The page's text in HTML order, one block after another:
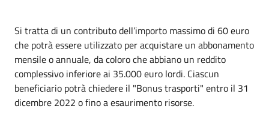
Si tratta di un contributo dell’importo massimo di 60 euro
che potrà essere utilizzato per acquistare un abbonamento
mensile o annuale, da coloro che abbiano un reddito
complessivo inferiore ai 35.000 euro lordi. Ciascun
beneficiario potrà chiedere il "Bonus trasporti" entro il 31
dicembre 2022 o fino a esaurimento risorse.